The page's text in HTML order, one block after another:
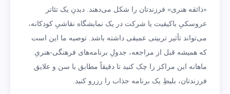
«ذائقه هنری» فرزندتان را شکل می‌دهند. دیدنِ یک تئاتر
عروسکیِ باکیفیت یا شرکت در یک نمایشگاه نقاشیِ کودکانه،
می‌تواند تأثیر تربیتی عمیقی داشته باشد. توصیه ما این است
که همیشه قبل از مراجعه، جدولِ برنامه‌های فرهنگی-هنریِ
ماهانه این مراکز را چک کنید تا دقیقاً مطابق با سن و علایق
فرزندتان، بلیطِ یک برنامه جذاب را رزرو کنید.